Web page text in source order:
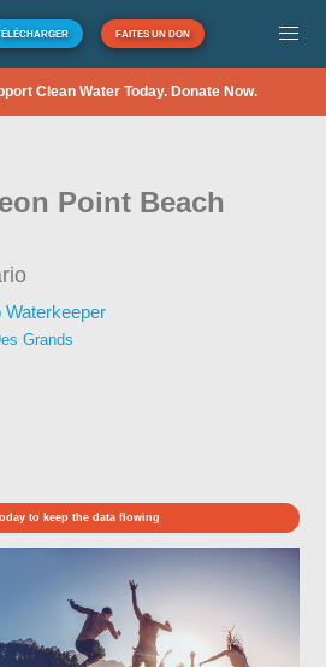
FAITES UN DON
Clean Water Today. Donate Now.
Point Beach
Waterkeeper
Grands
to keep the data flowing